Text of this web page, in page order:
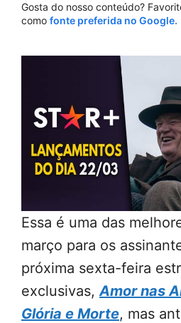
Gosta do nosso conteúdo?
como fonte preferida no Google.
Essa é uma das
março para os
próxima sexta-feira
exclusivas,Amor nas
Glória e Morte, mas